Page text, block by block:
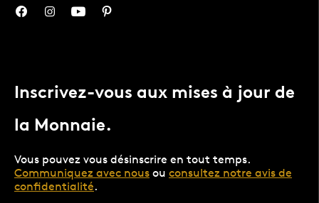
Inscrivez-vous aux mises à jour de
la Monnaie.
Vous pouvez vous désinscrire en tout temps.
Communiquez avec nous ou consultez notre avis de
confidentialité.